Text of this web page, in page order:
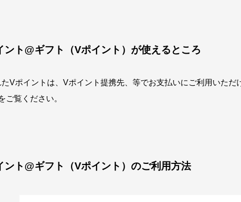
ント@ギフト（Vポイント）が使えるところ
Vポイントは、Vポイント提携先、等でお支払いにご利用いただ
ご覧ください。
ント@ギフト（Vポイント）のご利用方法